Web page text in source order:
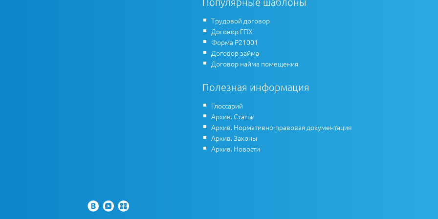
Трудовой договор
Договор ГПХ
Форма Р21001
Договор займа
Договор найма помещения
Полезная информация
Глоссарий
Архив. Статьи
Архив. Нормативно-правовая документация
Архив. Законы
Архив. Новости